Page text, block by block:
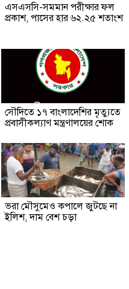
এসএসসি-সমমান পরীক্ষার ফল
প্রকাশ, পাসের হার ৬২.২৫ শতাংশ
সৌ‌দিতে ১৭ বাংলাদেশির মৃত্যুতে
প্রবাসীকল্যাণ মন্ত্রণালয়ের শোক
ভরা মৌসুমেও কপালে জুটছে না
ইলিশ, দাম বেশ চড়া